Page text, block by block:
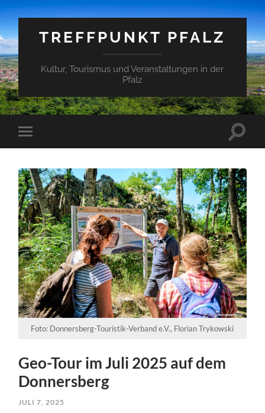
TREFFPUNKT PFALZ
Kultur, Tourismus und Veranstaltungen in der
Pfalz
Mobile-
Menü
Foto: Donnersberg-Touristik-Verband e.V., Florian Trykowski
Geo-Tour im Juli 2025 auf dem
Donnersberg
JULI 7, 2025